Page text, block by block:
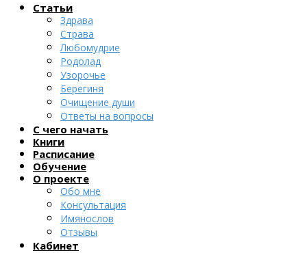
Статьи
Здрава
Страва
Любомудрие
Родолад
Узорочье
Берегиня
Очищение души
Ответы на вопросы
С чего начать
Книги
Расписание
Обучение
О проекте
Обо мне
Консультация
Имянослов
Отзывы
Кабинет